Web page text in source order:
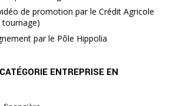
de promotion par le Crédit Agricole
tournage)
par le Pôle Hippolia
ENTREPRISE EN